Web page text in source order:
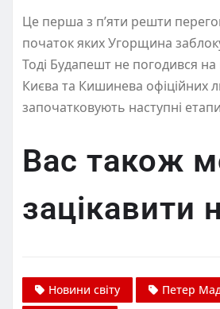
Це перша з п’яти решти
початок яких Угорщина
Тоді Будапешт не погодився
Києва та Кишинева офіційних
започатковують наступні
Вас також
зацікавити
Новини світу
Петер